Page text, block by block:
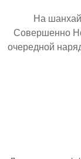
На
Совершенно
очередной